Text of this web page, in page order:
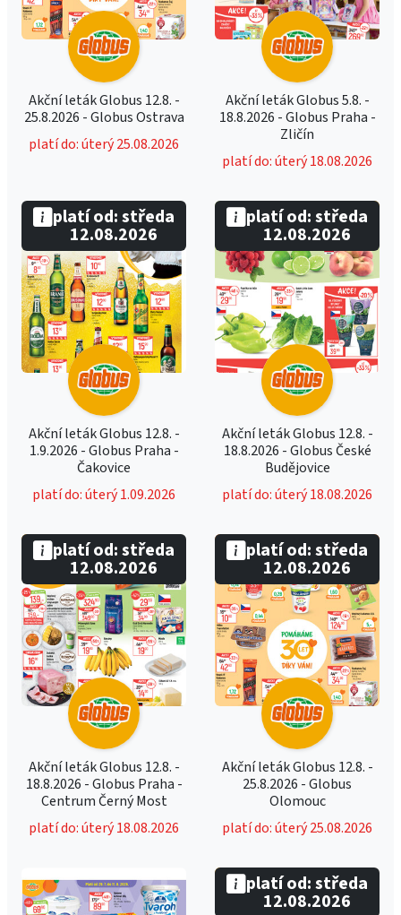
Akční leták Globus 12.8. -
25.8.2026 - Globus Ostrava
platí do: úterý 25.08.2026
Akční leták Globus 5.8. -
18.8.2026 - Globus Praha -
Zličín
platí do: úterý 18.08.2026
Akční leták Globus 12.8. -
1.9.2026 - Globus Praha -
Čakovice
platí do: úterý 1.09.2026
platí od: středa
12.08.2026
Akční leták Globus 12.8. -
18.8.2026 - Globus České
Budějovice
platí do: úterý 18.08.2026
platí od: středa
12.08.2026
Akční leták Globus 12.8. -
18.8.2026 - Globus Praha -
Centrum Černý Most
platí do: úterý 18.08.2026
platí od: středa
12.08.2026
Akční leták Globus 12.8. -
25.8.2026 - Globus
Olomouc
platí do: úterý 25.08.2026
platí od: středa
12.08.2026
platí od: středa
12.08.2026